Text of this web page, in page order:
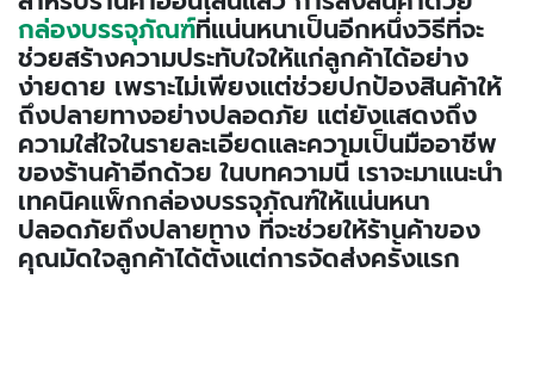
กล่องบรรจุภัณฑ์ที่แน่นหนาเป็นอีกหนึ่งวิธีที่จะ
ช่วยสร้างความประทับใจให้แก่ลูกค้าได้อย่าง
ง่ายดาย เพราะไม่เพียงแต่ช่วยปกป้องสินค้าให้
ถึงปลายทางอย่างปลอดภัย แต่ยังแสดงถึง
ความใส่ใจในรายละเอียดและความเป็นมืออาชีพ
ของร้านค้าอีกด้วย ในบทความนี้ เราจะมาแนะนำ
เทคนิคแพ็กกล่องบรรจุภัณฑ์ให้แน่นหนา
ปลอดภัยถึงปลายทาง ที่จะช่วยให้ร้านค้าของ
คุณมัดใจลูกค้าได้ตั้งแต่การจัดส่งครั้งแรก